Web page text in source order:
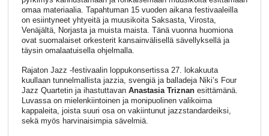
omaa materiaalia. Tapahtuman 15 vuoden aikana festivaaleilla
on esiintyneet yhtyeitä ja muusikoita Saksasta, Virosta,
Venäjältä, Norjasta ja muista maista. Tänä vuonna huomiona
ovat suomalaiset orkesterit kansainvälisellä sävellyksellä ja
täysin omalaatuisella ohjelmalla.
Rajaton Jazz -festivaalin loppukonsertissa 27. lokakuuta
kuullaan tunnelmallista jazzia, svengiä ja balladeja Niki’s Four
Jazz Quartetin ja ihastuttavan Anastasia Triznanesittämänä.
Luvassa on mielenkiintoinen ja monipuolinen valikoima
kappaleita, joista suuri osa on vakiintunut jazzstandardeiksi,
sekä myös harvinaisimpia sävelmiä.